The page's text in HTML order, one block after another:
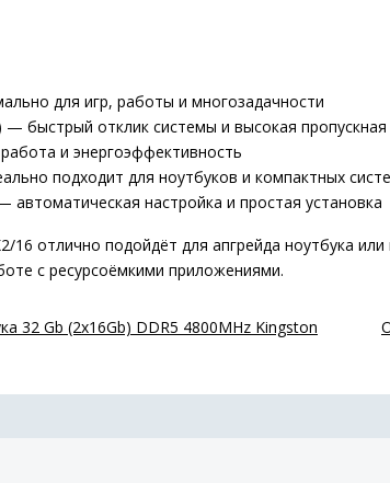
для игр, работы и многозадачности
быстрый отклик системы и высокая пропускная
и энергоэффективность
подходит для ноутбуков и компактных
настройка и простая установка
16 отлично подойдёт для апгрейда ноутбука
с ресурсоёмкими приложениями.
32 Gb (2x16Gb) DDR5 4800MHz Kingston